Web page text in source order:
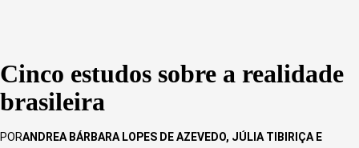
Cinco estudos sobre a realidade
brasileira
PORANDREA BÁRBARA LOPES DE AZEVEDO, JÚLIA TIBIRIÇA E